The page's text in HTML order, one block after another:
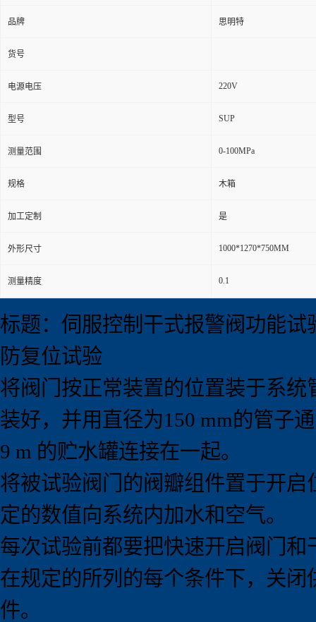
品牌 思明特
货号
电源电压 220V
型号 SUP
测量范围 0-100MPa
规格 木箱
加工定制 是
外形尺寸 1000*1270*750MM
测量精度 0.1
标题：伺服控制干式报警阀功能试
防复位试验
将阀门按正常装置的位置装于系
装好，并用直径为150 mm的管子
9 m 的贮水罐连接在一起。
将被试验阀门的阀瓣组件置于开
定的数值向系统内加水和空气。
每次试验前都要把快速开启阀门
在规定的所列的每个条件下，关
件。